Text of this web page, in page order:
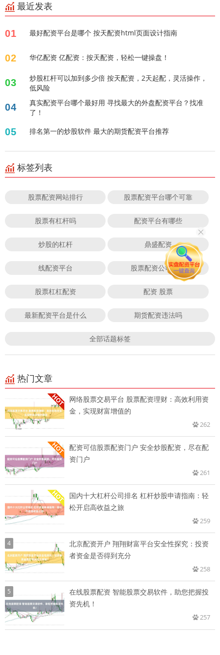
最近发表
01 最好配资平台是哪个 按天配资html页面设计指南
02 华亿配资 亿配资：按天配资，轻松一键操盘！
03
炒股杠杆可以加到多少倍 按天配资，2天起配，灵活操作，
低风险
04
真实配资平台哪个最好用 寻找最大的外盘配资平台？找准
了！
05 排名第一的炒股软件 最大的期货配资平台推荐
标签列表
股票配资网站排行 股票配资平台哪个可靠
股票有杠杆吗 配资平台有哪些
炒股的杠杆 鼎盛配资
线配资平台 股票配资公司官方
股票杠杠配资 配资 股票
最新配资平台是什么 期货配资违法吗
全部话题标签
热门文章
网络股票交易平台 股票配资理财：高效利用资
金，实现财富增值的
262
配资可信股票配资门户 安全炒股配资，尽在配
资门户
261
国内十大杠杆公司排名 杠杆炒股申请指南：轻
松开启高收益之旅
259
4
北京配资开户 翔翔财富平台安全性探究：投资
者资金是否得到充分
258
5
在线股票配资 智能股票交易软件，助您把握投
资先机！
257